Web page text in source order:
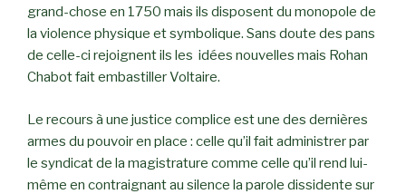
grand-chose en 1750 mais ils disposent du monopole de
la violence physique et symbolique. Sans doute des pans
de celle-ci rejoignent ils les idées nouvelles mais Rohan
Chabot fait embastiller Voltaire.
Le recours à une justice complice est une des dernières
armes du pouvoir en place : celle qu’il fait administrer par
le syndicat de la magistrature comme celle qu’il rend lui-
même en contraignant au silence la parole dissidente sur